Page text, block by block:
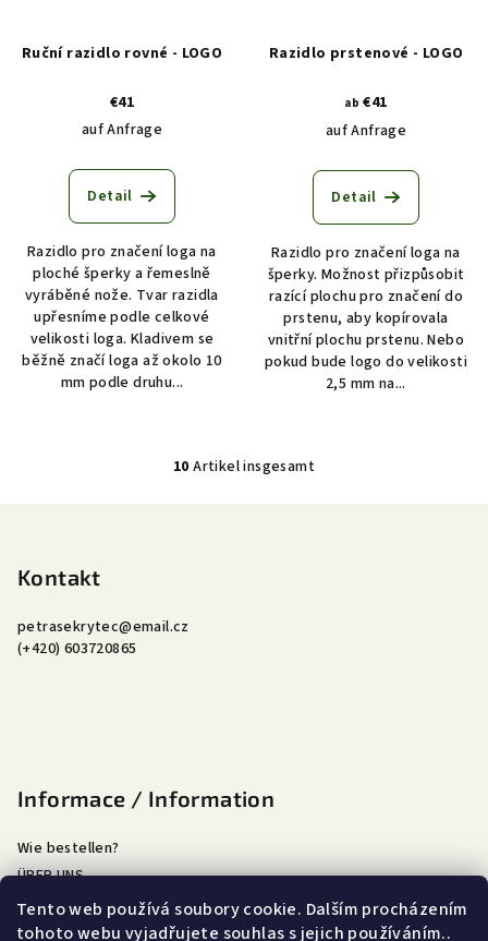
Tento web používá soubory cookie. Dalším procházením
tohoto webu vyjadřujete souhlas s jejich používáním..
Ruční razidlo rovné - LOGO
€41
auf Anfrage
Detail
Razidlo pro značení loga na
ploché šperky a řemeslně
vyráběné nože. Tvar razidla
upřesníme podle celkové
velikosti loga. Kladivem se
běžně značí loga až okolo 10
mm podle druhu...
Razidlo prstenové - LOGO
ab €41
auf Anfrage
Detail
Razidlo pro značení loga na
šperky. Možnost přizpůsobit
razící plochu pro značení do
prstenu, aby kopírovala
vnitřní plochu prstenu. Nebo
pokud bude logo do velikosti
2,5 mm na...
S
e
r
L
i
10 Artikel insgesamt
Kontakt
petrasekrytec@email.cz
(+420) 603720865
Informace / Information
Wie bestellen?
ÜBER UNS
Doprava a platba
Obchodní podmínky